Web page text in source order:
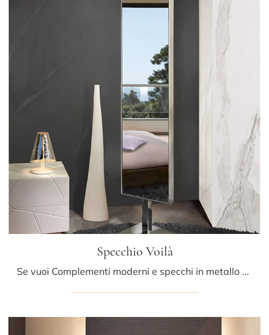
Specchio Voilà
Se vuoi Complementi moderni e specchi in metallo scopri di più sul modello Specchio Voilà del marchio Riflessi.